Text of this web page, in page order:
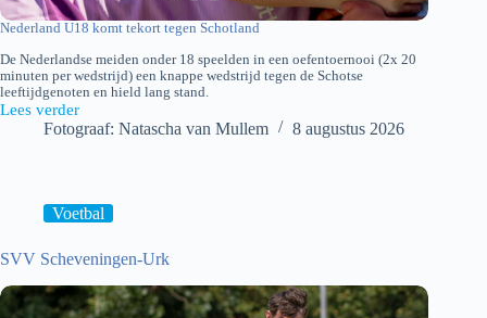
Nederland U18 komt tekort tegen Schotland
De Nederlandse meiden onder 18 speelden in een oefentoernooi (2x 20
minuten per wedstrijd) een knappe wedstrijd tegen de Schotse
leeftijdgenoten en hield lang stand.
Lees verder
Nederland
Fotograaf: Natascha van Mullem 8 augustus 2026
Voetbal
SVV Scheveningen-Urk